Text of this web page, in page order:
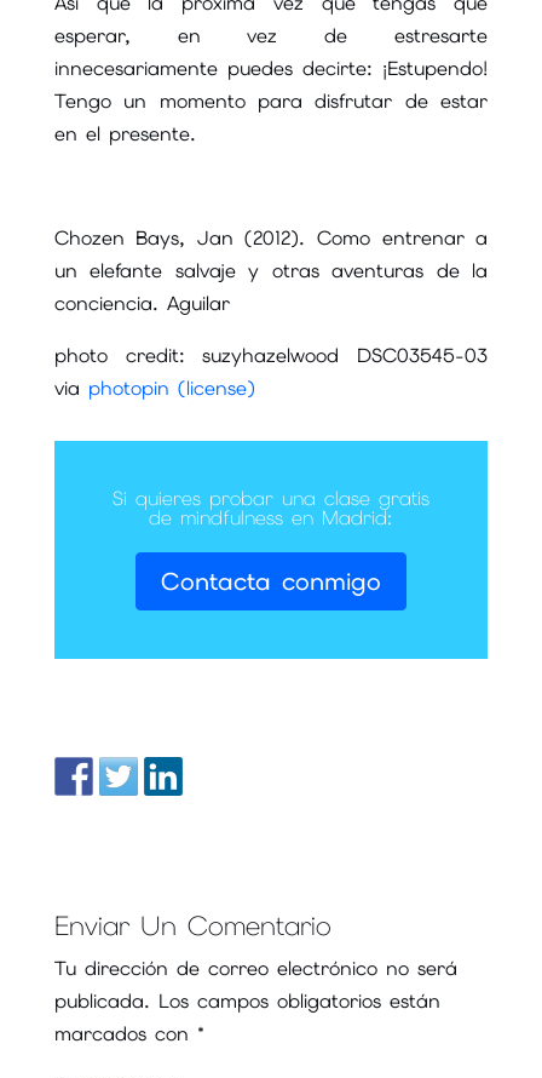
esperar, en vez de estresarte
innecesariamente puedes decirte: ¡Estupendo!
Tengo un momento para disfrutar de estar
en el presente.
Chozen Bays, Jan (2012). Como entrenar a
un elefante salvaje y otras aventuras de la
conciencia. Aguilar
photo credit: suzyhazelwood DSC03545-03
via photopin (license)
Si quieres probar una clase gratis
de mindfulness en Madrid:
Contacta conmigo
Enviar Un Comentario
Tu dirección de correo electrónico no será
publicada. Los campos obligatorios están
marcados con *